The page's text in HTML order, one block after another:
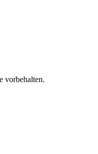
vorbehalten.